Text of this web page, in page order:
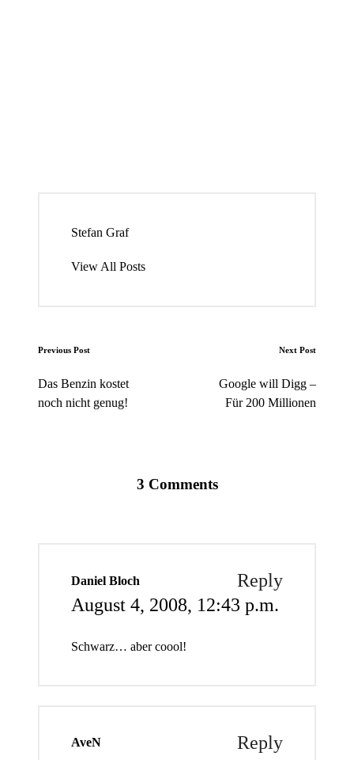
Stefan Graf
View All Posts
Post
navigation
Previous Post
Das Benzin kostet
noch nicht genug!
Next Post
Google will Digg –
Für 200 Millionen
3 Comments
Daniel Bloch
Reply
August 4, 2008, 12:43 p.m.
Schwarz… aber coool!
AveN
Reply